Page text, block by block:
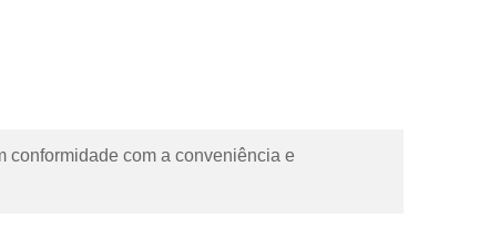
conformidade com a conveniência e